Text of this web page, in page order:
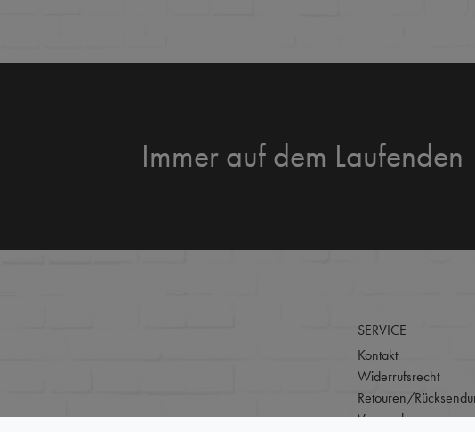
Immer auf dem Laufenden
SERVICE
Kontakt
Widerrufsrecht
Retouren/
Versand